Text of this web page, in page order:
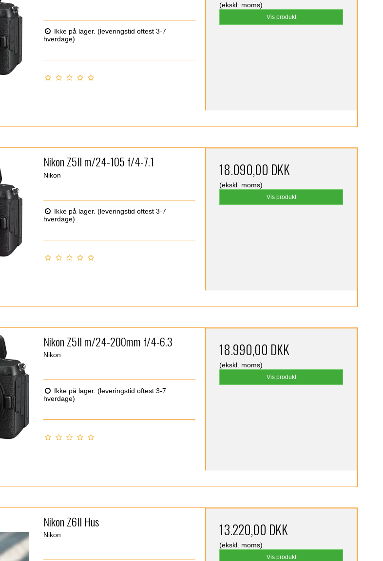
Ikke på lager. (leveringstid oftest 3-7
hverdage)
(ekskl. moms)
Vis produkt
Nikon Z5II m/24-105 f/4-7.1
Nikon
Ikke på lager. (leveringstid oftest 3-7
hverdage)
18.090,00 DKK
(ekskl. moms)
Vis produkt
Nikon Z5II m/24-200mm f/4-6.3
Nikon
Ikke på lager. (leveringstid oftest 3-7
hverdage)
18.990,00 DKK
(ekskl. moms)
Vis produkt
Nikon Z6II Hus
Nikon 13.220,00 DKK
(ekskl. moms)
Vis produkt